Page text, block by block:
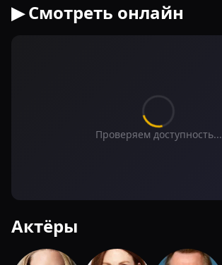
▶ Смотреть онлайн
Проверяем доступность...
Актёры